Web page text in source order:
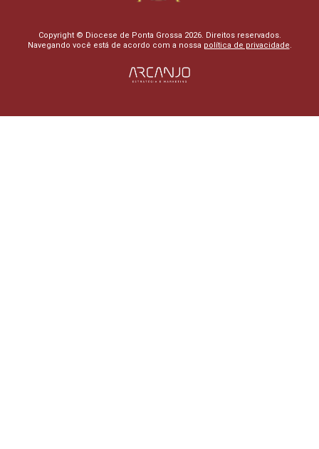
Copyright © Diocese de Ponta Grossa 2026. Direitos reservados.
Navegando você está de acordo com a nossa política de privacidade